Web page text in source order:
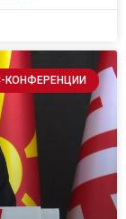
КОНФЕРЕНЦИИ